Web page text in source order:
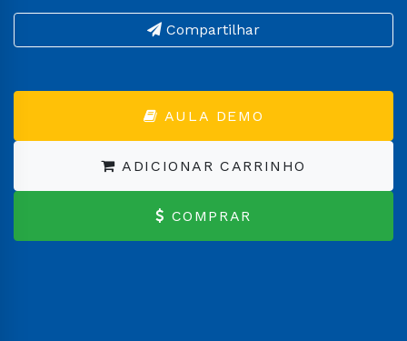
Compartilhar
AULA DEMO
ADICIONAR CARRINHO
COMPRAR